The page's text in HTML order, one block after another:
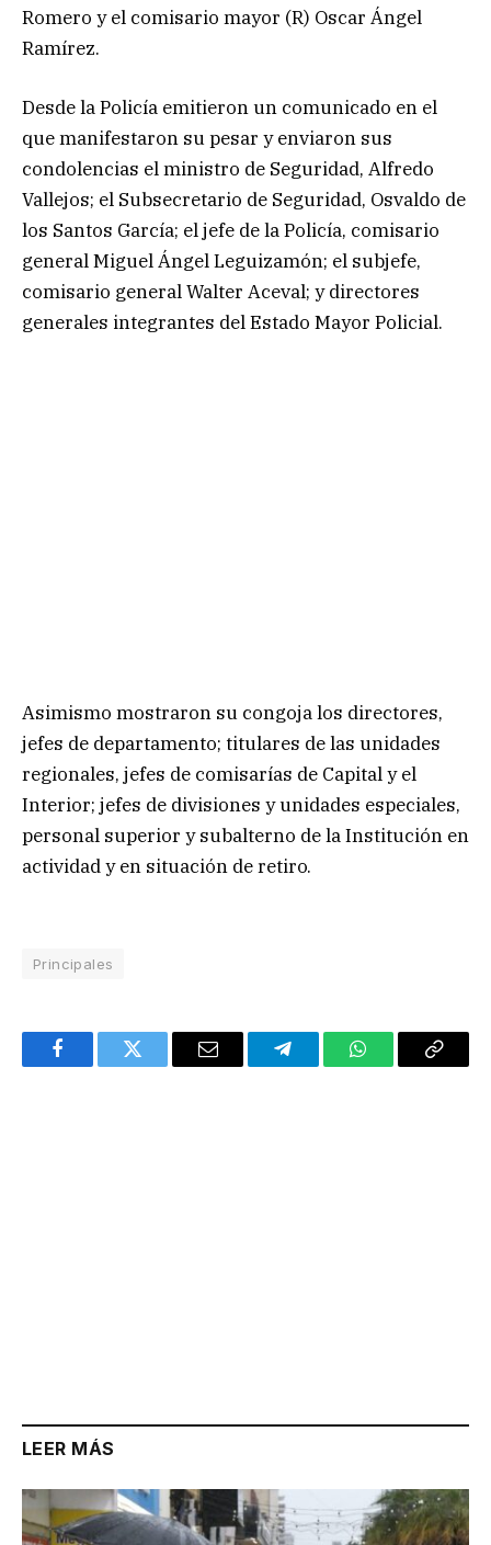
Romero y el comisario mayor (R) Oscar Ángel
Ramírez.
Desde la Policía emitieron un comunicado en el
que manifestaron su pesar y enviaron sus
condolencias el ministro de Seguridad, Alfredo
Vallejos; el Subsecretario de Seguridad, Osvaldo de
los Santos García; el jefe de la Policía, comisario
general Miguel Ángel Leguizamón; el subjefe,
comisario general Walter Aceval; y directores
generales integrantes del Estado Mayor Policial.
Asimismo mostraron su congoja los directores,
jefes de departamento; titulares de las unidades
regionales, jefes de comisarías de Capital y el
Interior; jefes de divisiones y unidades especiales,
personal superior y subalterno de la Institución en
actividad y en situación de retiro.
Principales
FacebookTwitter Email TelegramWhatsAppCopy
LEER MÁS